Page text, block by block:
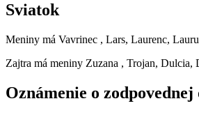
Sviatok
Meniny má Vavrinec , Lars, Laurenc,
Zajtra má meniny Zuzana , Trojan, Dulcia,
Oznámenie o zodpovednej